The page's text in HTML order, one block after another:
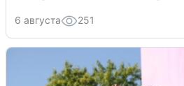
6 августа 251